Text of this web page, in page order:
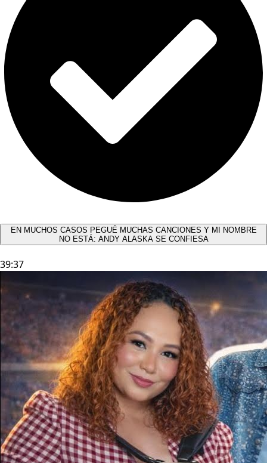
EN MUCHOS CASOS PEGUÉ MUCHAS CANCIONES Y MI NOMBRE
NO ESTÁ: ANDY ALASKA SE CONFIESA​
39:37